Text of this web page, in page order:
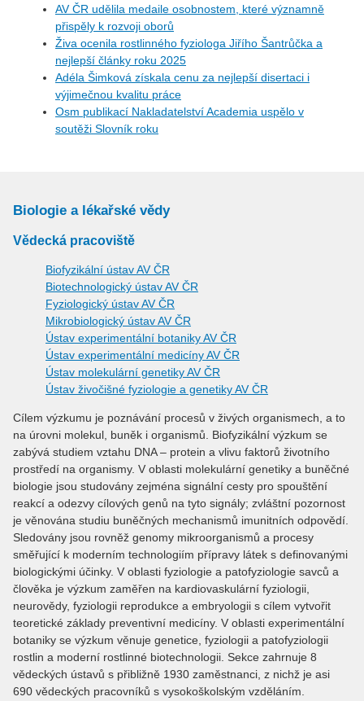
AV ČR udělila medaile osobnostem, které významně
přispěly k rozvoji oborů
Živa ocenila rostlinného fyziologa Jiřího Šantrůčka a
nejlepší články roku 2025
Adéla Šimková získala cenu za nejlepší disertaci i
výjimečnou kvalitu práce
Osm publikací Nakladatelství Academia uspělo v
soutěži Slovník roku
Biologie a lékařské vědy
Vědecká pracoviště
Biofyzikální ústav AV ČR
Biotechnologický ústav AV ČR
Fyziologický ústav AV ČR
Mikrobiologický ústav AV ČR
Ústav experimentální botaniky AV ČR
Ústav experimentální medicíny AV ČR
Ústav molekulární genetiky AV ČR
Ústav živočišné fyziologie a genetiky AV ČR
Cílem výzkumu je poznávání procesů v živých organismech, a to
na úrovni molekul, buněk i organismů. Biofyzikální výzkum se
zabývá studiem vztahu DNA – protein a vlivu faktorů životního
prostředí na organismy. V oblasti molekulární genetiky a buněčné
biologie jsou studovány zejména signální cesty pro spouštění
reakcí a odezvy cílových genů na tyto signály; zvláštní pozornost
je věnována studiu buněčných mechanismů imunitních odpovědí.
Sledovány jsou rovněž genomy mikroorganismů a procesy
směřující k moderním technologiím přípravy látek s definovanými
biologickými účinky. V oblasti fyziologie a patofyziologie savců a
člověka je výzkum zaměřen na kardiovaskulární fyziologii,
neurovědy, fyziologii reprodukce a embryologii s cílem vytvořit
teoretické základy preventivní medicíny. V oblasti experimentální
botaniky se výzkum věnuje genetice, fyziologii a patofyziologii
rostlin a moderní rostlinné biotechnologii. Sekce zahrnuje 8
vědeckých ústavů s přibližně 1930 zaměstnanci, z nichž je asi
690 vědeckých pracovníků s vysokoškolským vzděláním.